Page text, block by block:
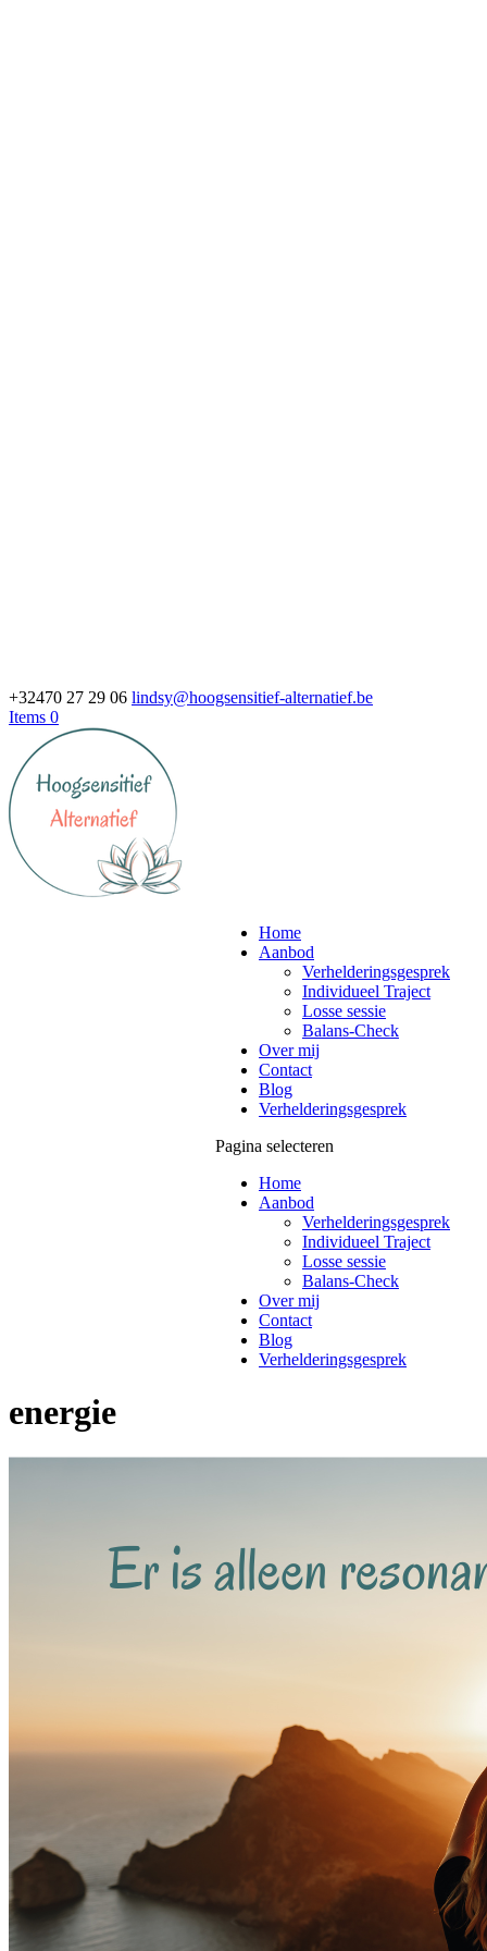
+32470 27 29 06 lindsy@hoogsensitief-alternatief.be
Items 0
Home
Aanbod
Verhelderingsgesprek
Individueel Traject
Losse sessie
Balans-Check
Over mij
Contact
Blog
Verhelderingsgesprek
Pagina selecteren
Home
Aanbod
Verhelderingsgesprek
Individueel Traject
Losse sessie
Balans-Check
Over mij
Contact
Blog
Verhelderingsgesprek
energie